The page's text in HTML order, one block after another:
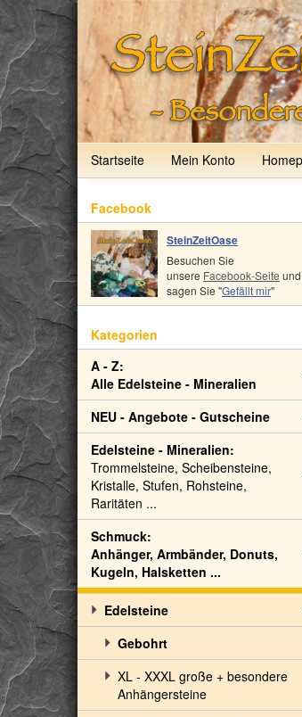
Startseite Mein Konto
Facebook
SteinZeitOase
Besuchen Sie
unsere Facebook-Seite und
sagen Sie "Gefällt mir"
Kategorien
A - Z:
Alle Edelsteine - Mineralien
NEU - Angebote - Gutscheine
Edelsteine - Mineralien:
Trommelsteine, Scheibensteine,
Kristalle, Stufen, Rohsteine,
Raritäten ...
Schmuck:
Anhänger, Armbänder, Donuts,
Kugeln, Halsketten ...
Edelsteine
Gebohrt
XL - XXXL große + besondere
Anhängersteine